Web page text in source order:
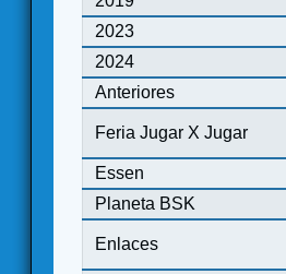
2023
2024
Anteriores
Feria Jugar X Jugar
Essen
Planeta BSK
Enlaces